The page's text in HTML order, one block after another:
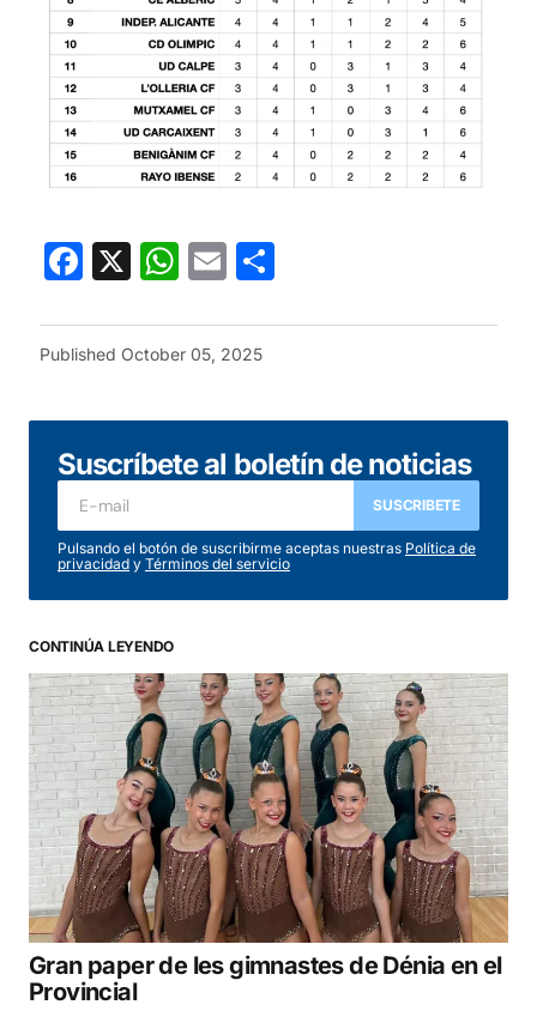
Facebook
X WhatsApp
Email
Published October 05, 2025
Suscríbete al boletín de noticias
SUSCRIBETE
Pulsando el botón de suscribirme aceptas nuestras Política de
privacidad y Términos del servicio
CONTINÚA LEYENDO
Gran paper de les gimnastes de Dénia en el
Provincial